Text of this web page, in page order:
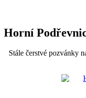
Horní
Stále čerstvé pozvánky